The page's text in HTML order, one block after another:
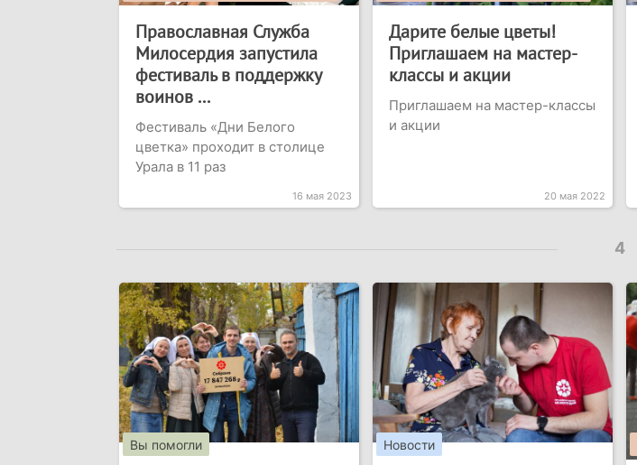
Православная Служба
Милосердия запустила
фестиваль в поддержку
воинов ...
Фестиваль «Дни Белого
цветка» проходит в столице
Урала в 11 раз
16 мая 2023
Дарите белые цветы!
Приглашаем на мастер-
классы и акции
Приглашаем на мастер-классы
и акции
20 мая 2022
4
Вы помогли Новости